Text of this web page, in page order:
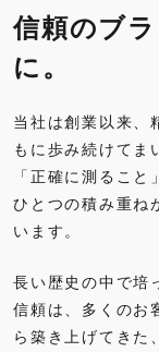
信頼のブ
に。
当社は創業以来、
もに歩み続けてま
「正確に測るこ
ひとつの積み重ね
います。
長い歴史の中で培
信頼は、多くのお
ら築き上げてきた